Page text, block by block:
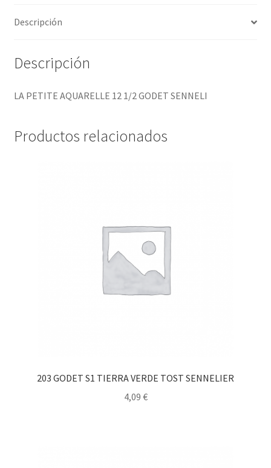
Descripción
Descripción
LA PETITE AQUARELLE 12 1/2 GODET SENNELI
Productos relacionados
203 GODET S1 TIERRA VERDE TOST SENNELIER
4,09 €